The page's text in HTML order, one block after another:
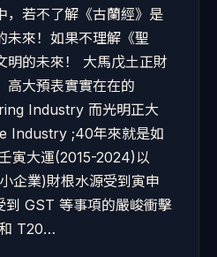
，若不了解《古蘭經》是
未來！如果不理解《聖
明的未來！ 大馬戊土正財
高大預表實實在在的
Industry 而光明正大
Industry ;40年來就是如
寅大運(2015-2024)以
企業)財根水源受到寅申
GST 等事項的嚴峻衝擊
T20…